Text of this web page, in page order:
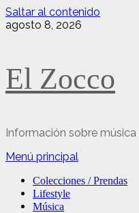
Saltar al contenido
agosto 8, 2026
El Zocco
Información sobre
Menú principal
Colecciones / Prendas
Lifestyle
Música